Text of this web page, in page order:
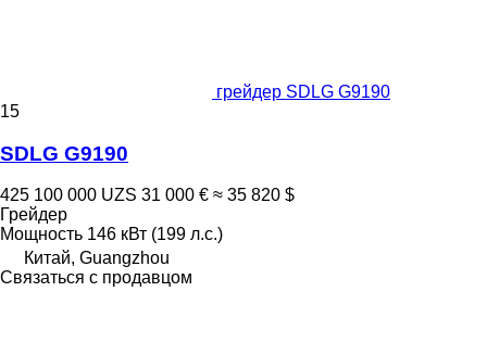
грейдер SDLG G9190
15
SDLG G9190
425 100 000 UZS 31 000 € ≈ 35 820 $
Грейдер
Мощность 146 кВт (199 л.с.)
Китай, Guangzhou
Связаться с продавцом